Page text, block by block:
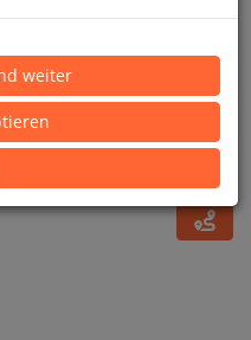
- Gr: XXL
weiter